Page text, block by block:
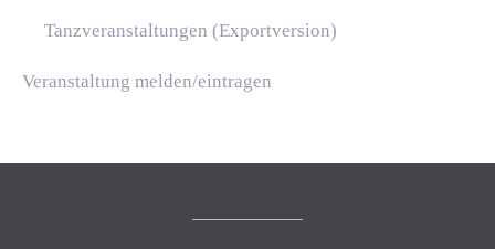
Tanzveranstaltungen (Exportversion)
Veranstaltung melden/eintragen